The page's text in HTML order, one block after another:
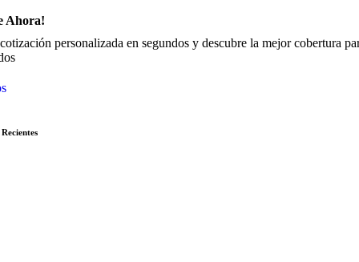
Ahora!
personalizada en segundos y descubre la mejor cobertura